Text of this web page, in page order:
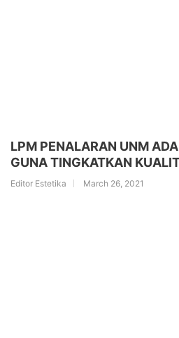
LPM PENALARAN UNM
GUNA TINGKATKAN
Editor Estetika March 26, 2021